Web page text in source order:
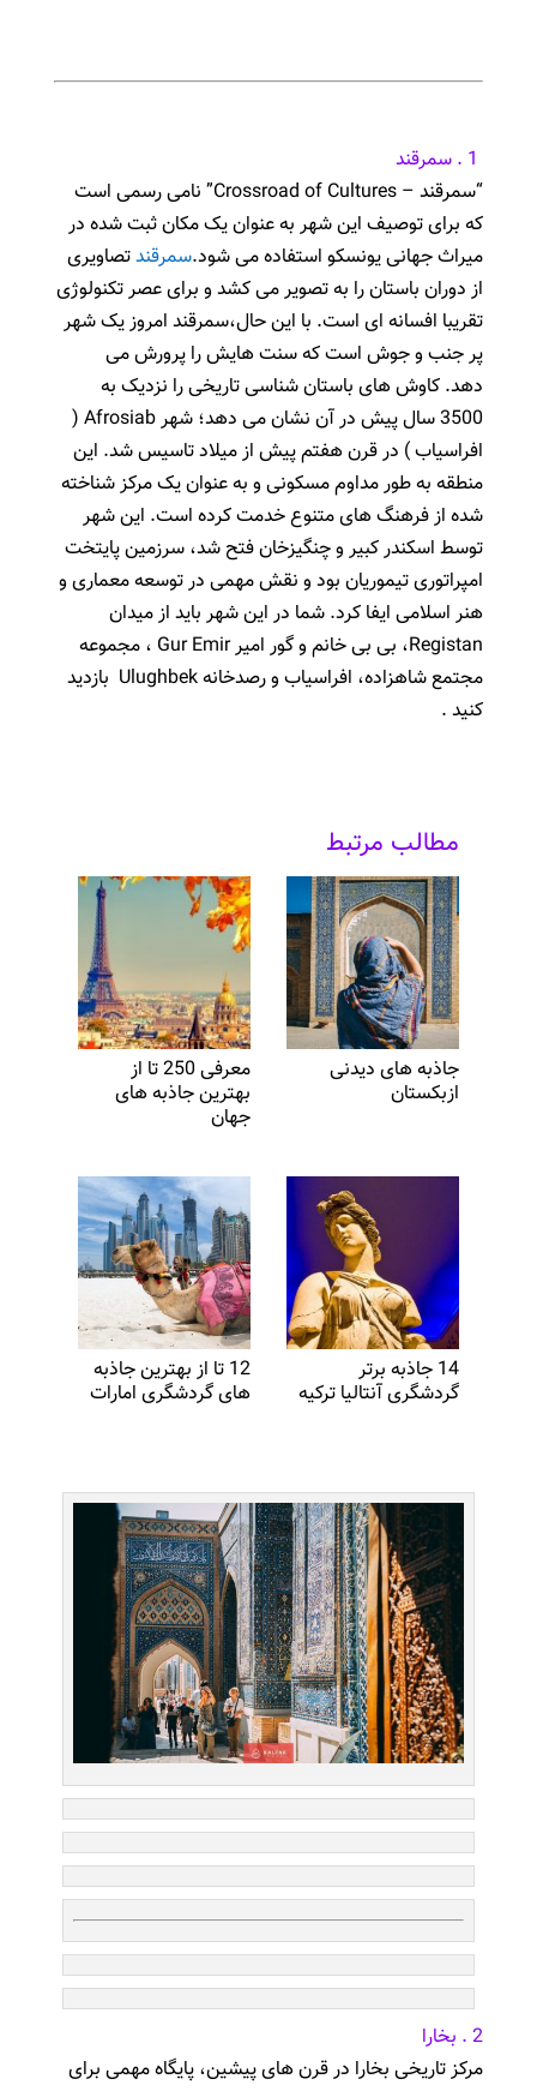
“سمرقند – Crossroad of Cultures” نامی رسمی است
که برای توصیف این شهر به عنوان یک مکان ثبت شده در
میراث جهانی یونسکو استفاده می شود.سمرقندتصاویری
از دوران باستان را به تصویر می کشد و برای عصر تکنولوژی
تقریبا افسانه ای است. با این حال،سمرقند امروز یک شهر
پر جنب و جوش است که سنت هایش را پرورش می
دهد. کاوش های باستان شناسی تاریخی را نزدیک به
3500 سال پیش در آن نشان می دهد؛
شهر Afrosiab (
افراسیاب ) در قرن هفتم پیش از میلاد تاسیس شد. این
منطقه به طور مداوم مسکونی و به عنوان یک مرکز شناخته
شده از فرهنگ های متنوع خدمت کرده است. این شهر
توسط اسکندر کبیر و چنگیزخان فتح شد، سرزمین پایتخت
امپراتوری تیموریان بود و نقش مهمی در توسعه معماری و
هنر اسلامی ایفا کرد. شما در این شهر باید از میدان
Registan، بی بی خانم و گور امیر Gur Emir ، مجموعه
مجتمع شاهزاده، افراسیاب و رصدخانه Ulughbek بازدید
کنید .
مطالب مرتبط
جاذبه های دیدنی
ازبکستان
معرفی 250 تا از
بهترین جاذبه های
جهان
14 جاذبه برتر
گردشگری آنتالیا ترکیه
12 تا از بهترین جاذبه
های گردشگری امارات
2 . بخارا
مرکز تاریخی بخارا در قرن های پیشین، پایگاه مهمی برای